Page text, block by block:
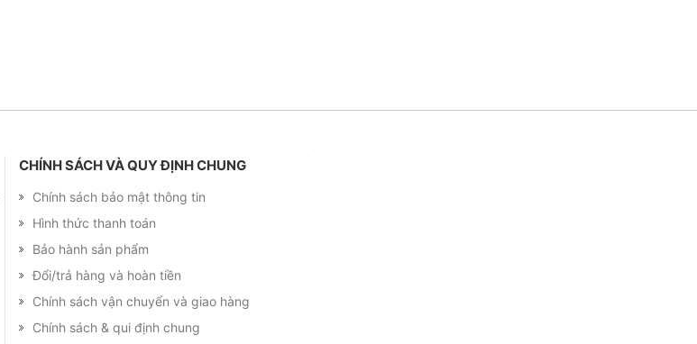
CHÍNH SÁCH VÀ QUY ĐỊNH CHUNG
Chính sách bảo mật thông tin
Hình thức thanh toán
Bảo hành sản phẩm
Đổi/trả hàng và hoàn tiền
Chính sách vận chuyển và giao hàng
Chính sách & qui định chung